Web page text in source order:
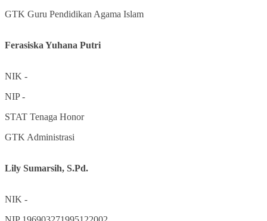
GTK Guru Pendidikan Agama Islam
Ferasiska Yuhana Putri
NIK -
NIP-
STAT Tenaga Honor
GTK Administrasi
Lily Sumarsih, S.Pd.
NIK -